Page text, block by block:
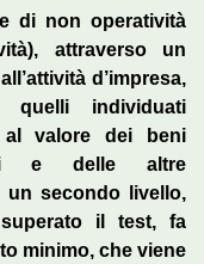
di non operatività
attraverso un
d’impresa,
quelli individuati
al valore dei beni
e delle altre
un secondo livello,
il test, fa
minimo, che viene